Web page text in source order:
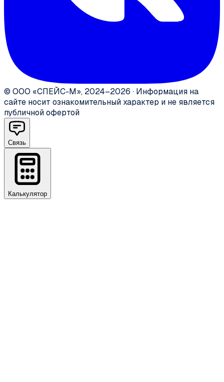
© ООО «СПЕЙС-М», 2024–2026 · Информация на
сайте носит ознакомительный характер и не является
публичной офертой
Связь
Калькулятор